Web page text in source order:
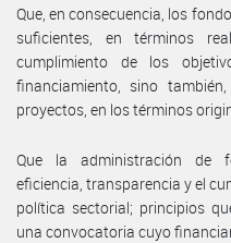
Que, en consecuencia, los
suficientes, en términos
cumplimiento de los
financiamiento, sino
proyectos, en los términos
Que la administración de
eficiencia, transparencia y el
política sectorial; principios
una convocatoria cuyo